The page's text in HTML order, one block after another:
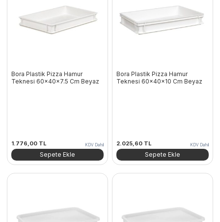
Bora Plastik Pizza Hamur
Teknesi 60x40x7.5 Cm Beyaz
1.776,00 TL KDV Dahil
Sepete Ekle
Bora Plastik Pizza Hamur
Teknesi 60x40x10 Cm Beyaz
2.025,60 TL KDV Dahil
Sepete Ekle